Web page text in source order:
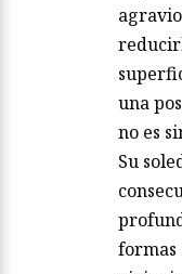
una
no es
Su
formas